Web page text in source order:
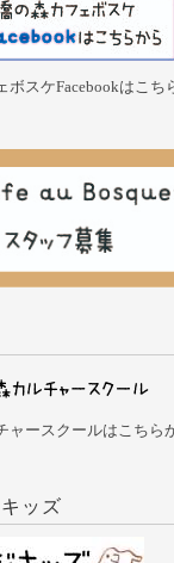
ボスケFacebookはこち
ャースクールはこちら
ッズ